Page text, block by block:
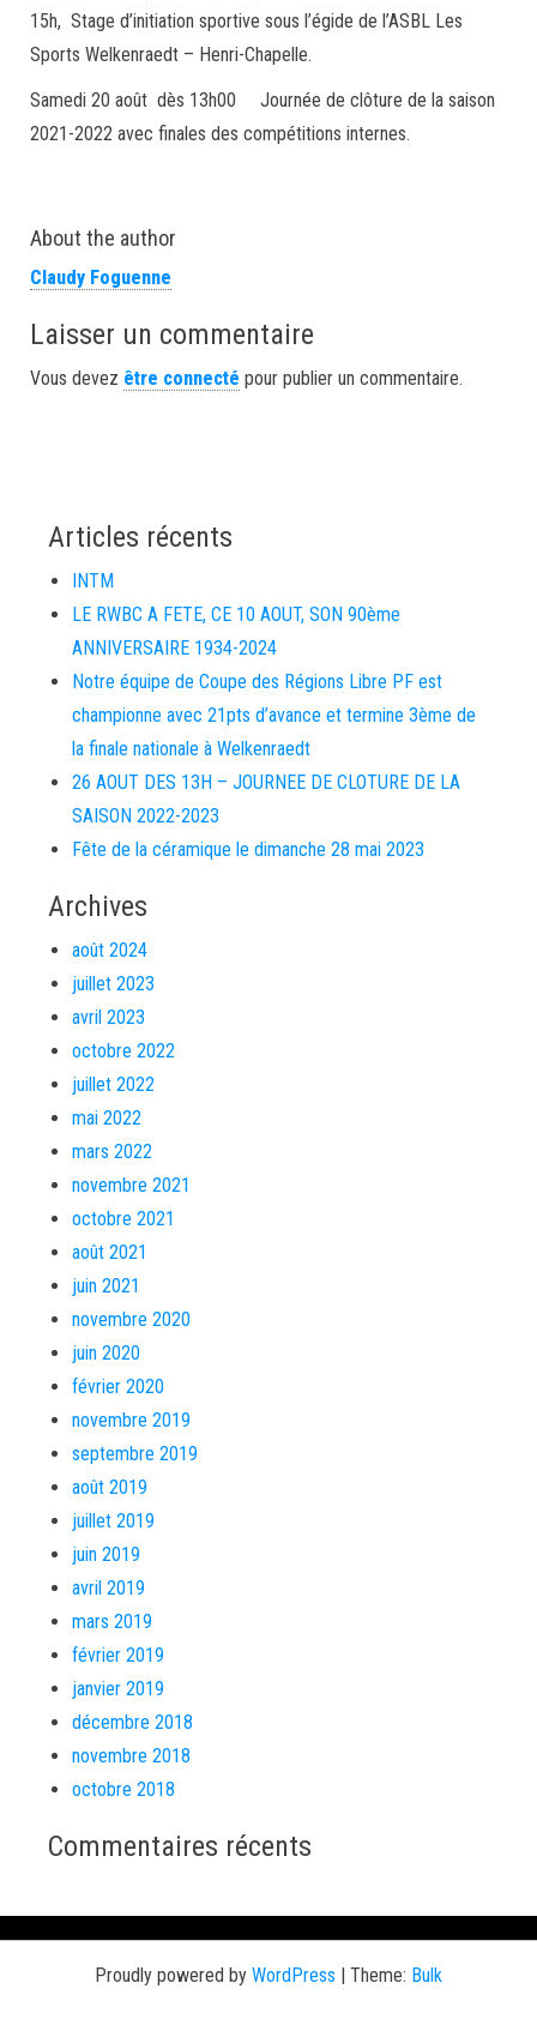
15h, Stage d’initiation sportive sous l’égide de l’ASBL Les
Sports Welkenraedt – Henri-Chapelle.
Samedi 20 août dès 13h00 Journée de clôture de la saison
2021-2022 avec finales des compétitions internes.
About the author
Claudy Foguenne
Laisser un commentaire
Vous devez être connecté pour publier un commentaire.
Articles récents
INTM
LE RWBC A FETE, CE 10 AOUT, SON 90ème
ANNIVERSAIRE 1934-2024
Notre équipe de Coupe des Régions Libre PF est
championne avec 21pts d’avance et termine 3ème de
la finale nationale à Welkenraedt
26 AOUT DES 13H – JOURNEE DE CLOTURE DE LA
SAISON 2022-2023
Fête de la céramique le dimanche 28 mai 2023
Archives
août 2024
juillet 2023
avril 2023
octobre 2022
juillet 2022
mai 2022
mars 2022
novembre 2021
octobre 2021
août 2021
juin 2021
novembre 2020
juin 2020
février 2020
novembre 2019
septembre 2019
août 2019
juillet 2019
juin 2019
avril 2019
mars 2019
février 2019
janvier 2019
décembre 2018
novembre 2018
octobre 2018
Commentaires récents
Proudly powered by WordPress | Theme: Bulk